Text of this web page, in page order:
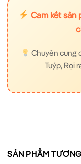
Cam kết sản
Chuyên cung
Tuýp, Rọi
SẢN PHẨM